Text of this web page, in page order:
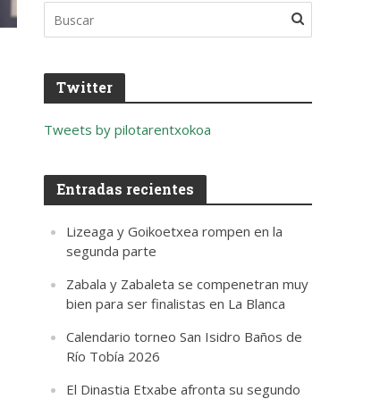
Twitter
Tweets by pilotarentxokoa
Entradas recientes
Lizeaga y Goikoetxea rompen en la
segunda parte
Zabala y Zabaleta se compenetran muy
bien para ser finalistas en La Blanca
Calendario torneo San Isidro Baños de
Río Tobía 2026
El Dinastia Etxabe afronta su segundo